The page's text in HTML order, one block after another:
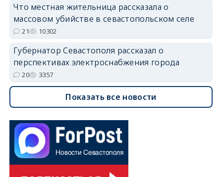
Что местная жительница рассказала о
массовом убийстве в севастопольском селе
21 10302
Губернатор Севастополя рассказал о
перспективах электроснабжения города
20 3357
Показать все новости